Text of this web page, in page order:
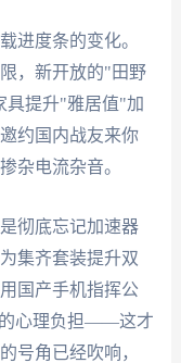
进度条的变化。
，新开放的"田野
具提升"雅居值"加
约国内战友来你
杂电流杂音。
彻底忘记加速器
集齐套装提升双
国产手机指挥公
的心理负担——这才
号角已经吹响，